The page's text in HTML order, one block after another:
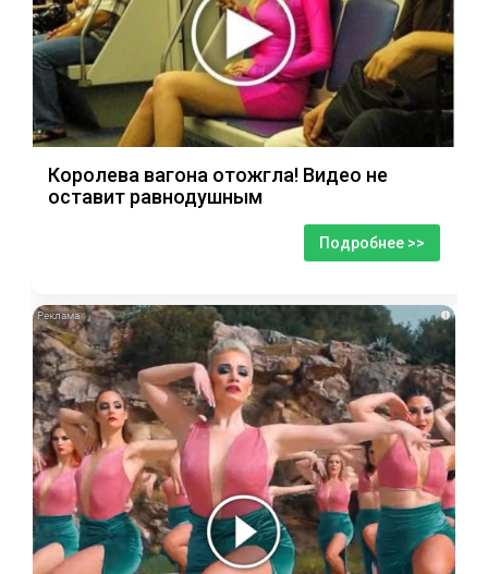
Королева вагона отожгла! Видео не
оставит равнодушным
Подробнее >>
i